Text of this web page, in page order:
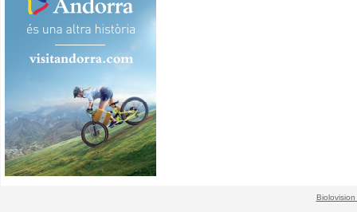
Biolovision